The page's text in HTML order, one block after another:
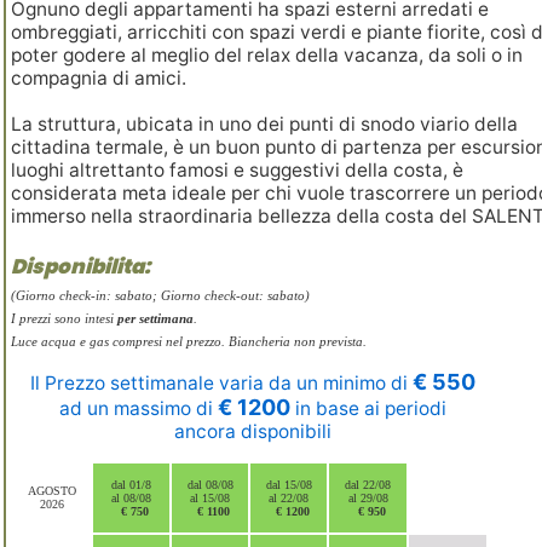
Ognuno degli appartamenti ha spazi esterni arredati e
ombreggiati, arricchiti con spazi verdi e piante fiorite, così
poter godere al meglio del relax della vacanza, da soli o in
compagnia di amici.
La struttura, ubicata in uno dei punti di snodo viario della
cittadina termale, è un buon punto di partenza per
luoghi altrettanto famosi e suggestivi della costa, è
considerata meta ideale per chi vuole trascorrere un
immerso nella straordinaria bellezza della costa del
Disponibilita:
(Giorno check-in: sabato; Giorno check-out: sabato)
I prezzi sono intesiper settimana
Luce acqua e gas compresi nel prezzo. Biancheria non prevista.
Il Prezzo settimanale varia da un minimo di€ 550
ad un massimo di€ 1200 in base ai periodi
ancora disponibili
AGOSTO
2026
dal 01/8
al 08/08
€ 750
dal 08/08
al 15/08
€ 1100
dal 15/08
al 22/08
€ 1200
dal 22/08
al 29/08
€ 950